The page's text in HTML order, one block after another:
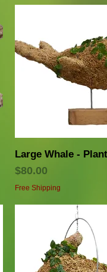
クイックビ
Large Whale -
価格
$80.00
Free Shipping